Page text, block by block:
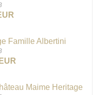
Famille Albertini
Maime Heritage